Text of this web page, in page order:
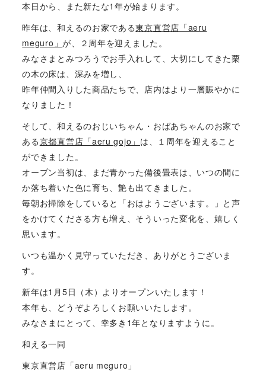
本日から、また新たな1年が始まります。
昨年は、和えるのお家である東京直営店「aeru
meguro」が、２周年を迎えました。
みなさまとみつろうでお手入れして、大切にしてきた栗
の木の床は、深みを増し、
昨年仲間入りした商品たちで、店内はより一層賑やかに
なりました！
そして、和えるのおじいちゃん・おばあちゃんのお家で
ある京都直営店「aeru gojo」 は、１周年を迎えること
ができました。
オープン当初は、まだ青かった備後畳表は、いつの間に
か落ち着いた色に育ち、艶も出てきました。
毎朝お掃除をしていると「おはようございます。」と声
をかけてくださる方も増え、そういった変化を、嬉しく
思います。
いつも温かく見守っていただき、ありがとうございま
す。
新年は1月5日（木）よりオープンいたします！
本年も、どうぞよろしくお願いいたします。
みなさまにとって、幸多き1年となりますように。
和える一同
東京直営店「aeru meguro」